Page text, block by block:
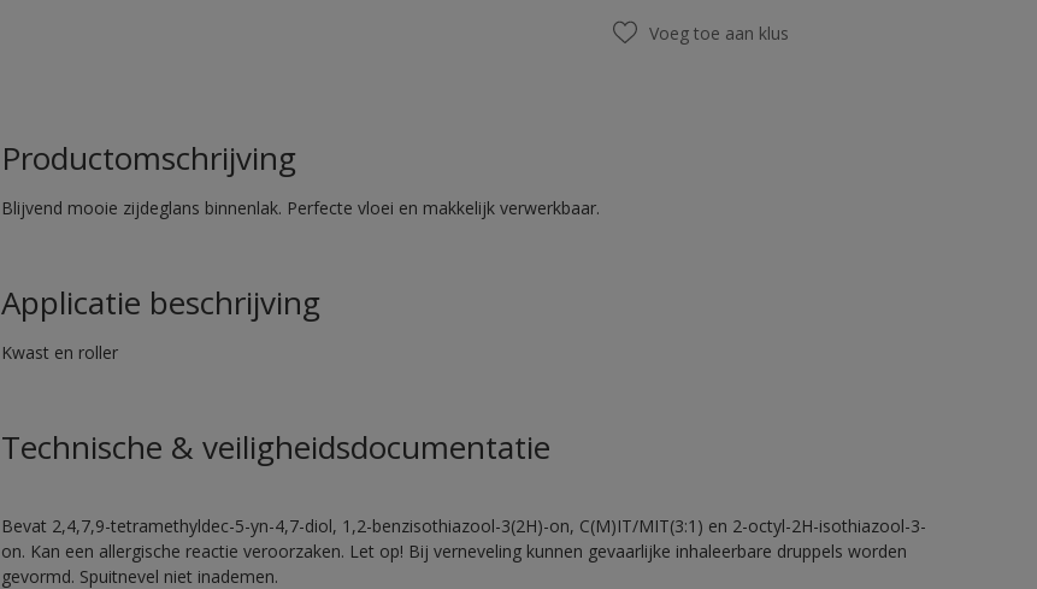
Voeg toe aan klus
Productomschrijving
Blijvend mooie zijdeglans binnenlak. Perfecte vloei en makkelijk verwerkbaar.
Applicatie beschrijving
Kwast en roller
Technische & veiligheidsdocumentatie
Bevat 2,4,7,9-tetramethyldec-5-yn-4,7-diol, 1,2-benzisothiazool-3(2H)-on, C(M)IT/MIT(3:1) en 2-octyl-2H-isothiazool-3-
on. Kan een allergische reactie veroorzaken. Let op! Bij verneveling kunnen gevaarlijke inhaleerbare druppels worden
gevormd. Spuitnevel niet inademen.